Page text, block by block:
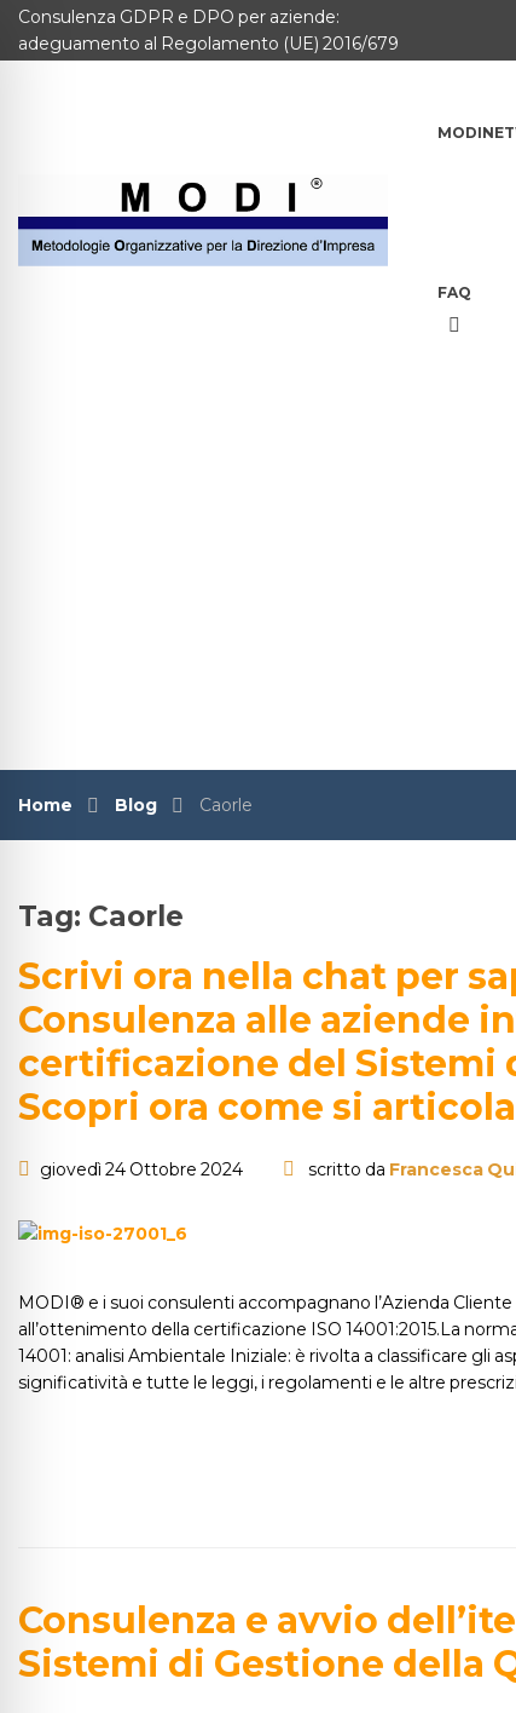
MODINETWORK
Chi Siamo
Corsi
Consulenza GDPR e DPO per aziende:
adeguamento al Regolamento (UE) 2016/679
FAQ
Home Blog Caorle
Tag: Caorle
Scrivi ora nella chat per
Consulenza alle aziende
certificazione del Sistemi
Scopri ora come si
giovedì 24 Ottobre 2024 scritto da Francesca
MODI® e i suoi consulenti accompagnano l’Azienda
all’ottenimento della certificazione ISO 14001:2015.La
14001: analisi Ambientale Iniziale: è rivolta a classificare gli
significatività e tutte le leggi, i regolamenti e le altre
Consulenza e avvio
Sistemi di Gestione della